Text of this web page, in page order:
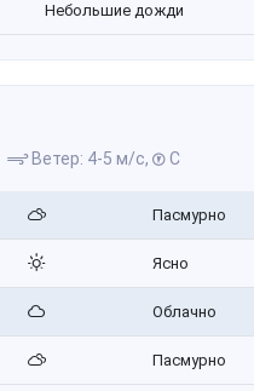
Небольшие дожди
Ветер: 4-5 м/с, С
Пасмурно
Ясно
Облачно
Пасмурно